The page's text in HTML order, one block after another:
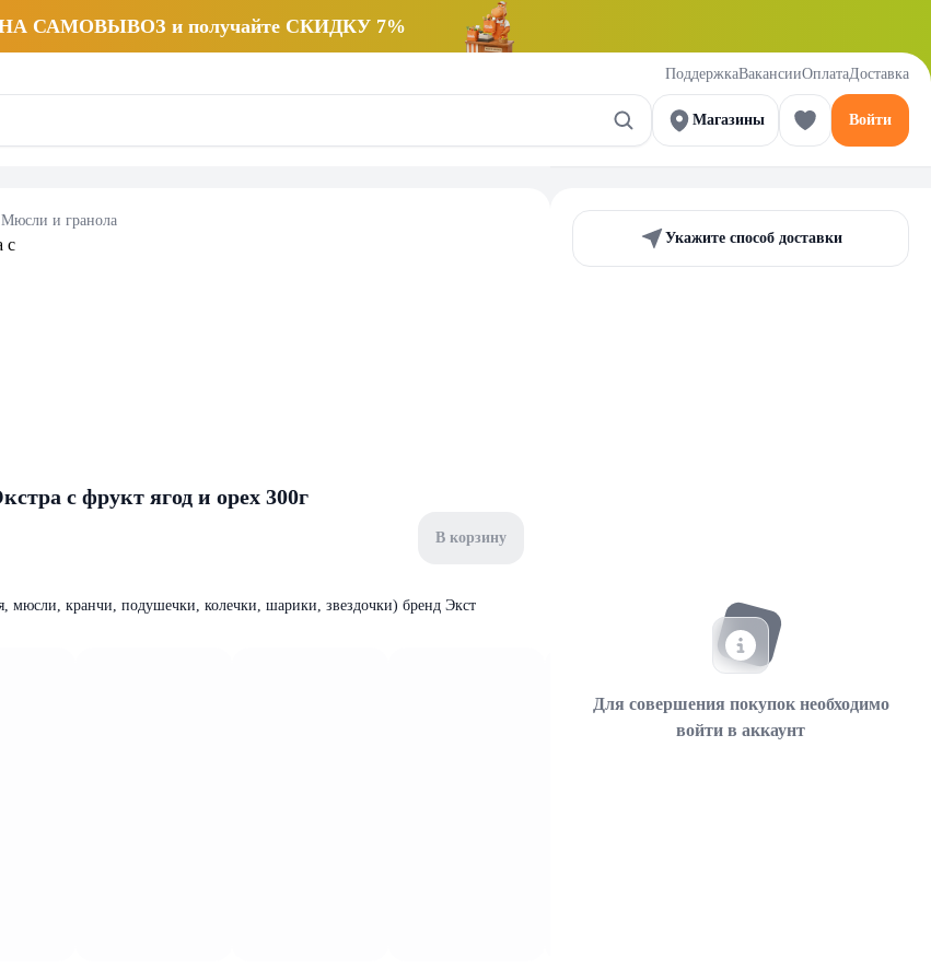
НА САМОВЫВОЗ и получайте СКИДКУ 7%
ПоддержкаВакансииОплатаДоставка
Магазины Войти
Мюсли и гранола
с фрукт ягод и орех 300г
В корзину
мюсли, кранчи, подушечки, колечки, шарики, звездочки) бренд Экст
Укажите способ доставки
Для совершения покупок необходимо
войти в аккаунт